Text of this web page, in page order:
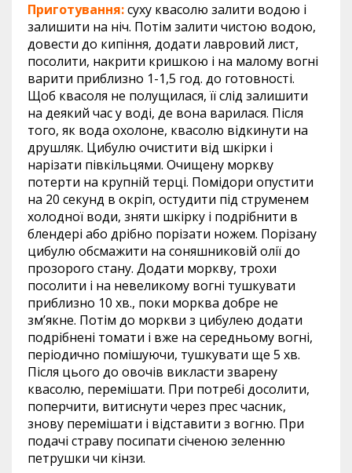
Приготування:суху квасолю залити водою і
залишити на ніч. Потім залити чистою водою,
довести до кипіння, додати лавровий лист,
посолити, накрити кришкою і на малому вогні
варити приблизно 1-1,5 год. до готовності.
Щоб квасоля не полущилася, її слід залишити
на деякий час у воді, де вона варилася. Після
того, як вода охолоне, квасолю відкинути на
друшляк. Цибулю очистити від шкірки і
нарізати півкільцями. Очищену моркву
потерти на крупній терці. Помідори опустити
на 20 секунд в окріп, остудити під струменем
холодної води, зняти шкірку і подрібнити в
блендері або дрібно порізати ножем. Порізану
цибулю обсмажити на соняшниковій олії до
прозорого стану. Додати моркву, трохи
посолити і на невеликому вогні тушкувати
приблизно 10 хв., поки морква добре не
зм’якне. Потім до моркви з цибулею додати
подрібнені томати і вже на середньому вогні,
періодично помішуючи, тушкувати ще 5 хв.
Після цього до овочів викласти зварену
квасолю, перемішати. При потребі досолити,
поперчити, витиснути через прес часник,
знову перемішати і відставити з вогню. При
подачі страву посипати січеною зеленню
петрушки чи кінзи.